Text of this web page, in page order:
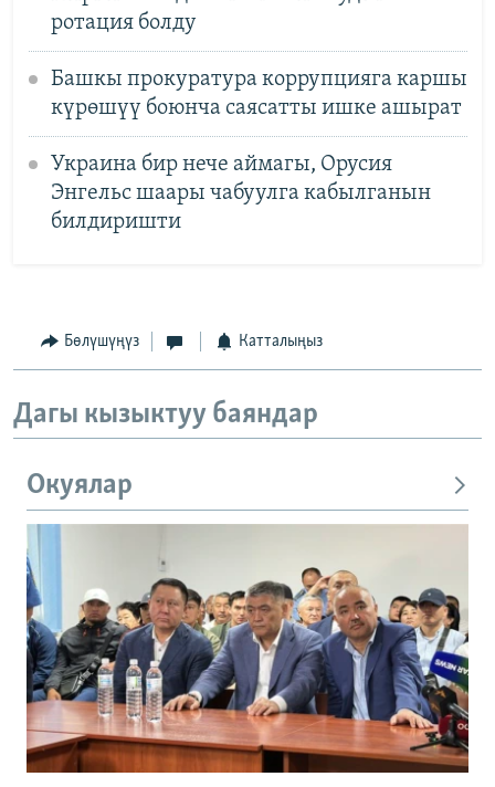
ротация болду
Башкы прокуратура коррупцияга каршы
күрөшүү боюнча саясатты ишке ашырат
Украина бир нече аймагы, Орусия
Энгельс шаары чабуулга кабылганын
билдиришти
Бөлүшүңүз Катталыңыз
Дагы кызыктуу баяндар
Окуялар